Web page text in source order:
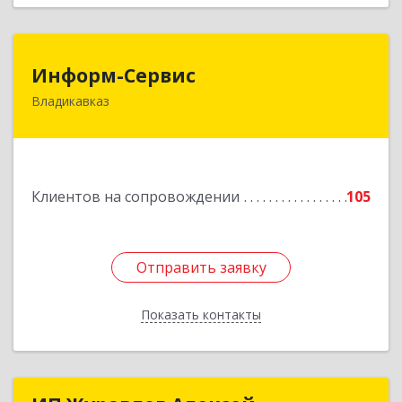
Информ-Сервис
Владикавказ
Клиентов на сопровождении 105
Отправить заявку
Показать контакты
362020, Северная Осетия - Алания Респ,
Отправить заявку
Назад